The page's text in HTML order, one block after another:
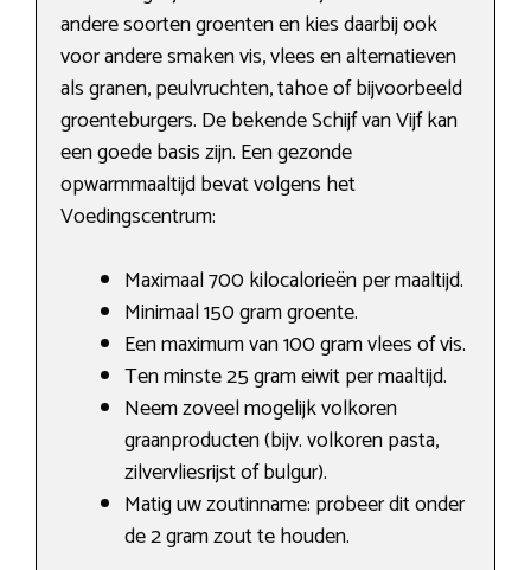
andere soorten groenten en kies daarbij ook
voor andere smaken vis, vlees en alternatieven
als granen, peulvruchten, tahoe of bijvoorbeeld
groenteburgers. De bekende Schijf van Vijf kan
een goede basis zijn. Een gezonde
opwarmmaaltijd bevat volgens het
Voedingscentrum:
Maximaal 700 kilocalorieën per maaltijd.
Minimaal 150 gram groente.
Een maximum van 100 gram vlees of vis.
Ten minste 25 gram eiwit per maaltijd.
Neem zoveel mogelijk volkoren
graanproducten (bijv. volkoren pasta,
zilvervliesrijst of bulgur).
Matig uw zoutinname: probeer dit onder
de 2 gram zout te houden.